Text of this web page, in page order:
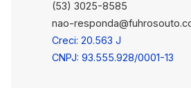
transporte público Excelente
seu negócio Endereço
a presença da sua empresa. Uma excelente
oportunidade para empresas
(53) 3025-8585
nao-
Creci: 20.563 J
CNPJ: 93.555.928/0001-13